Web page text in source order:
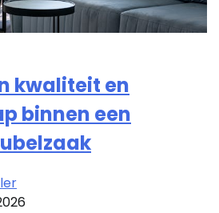
kwaliteit en
binnen een